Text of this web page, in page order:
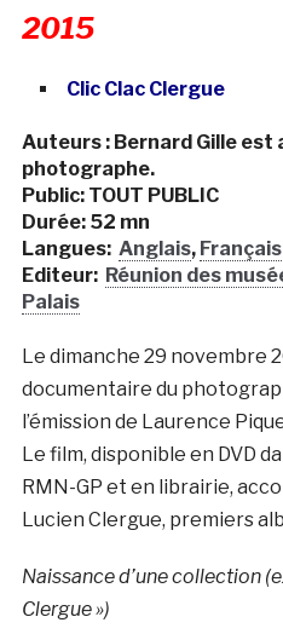
2015
Clic Clac Clergue
Auteurs : Bernard Gille
photographe.
Public: TOUT PUBLIC
Durée: 52 mn
Langues: Anglais, Français
Editeur: Réunion des
Palais
Le dimanche 29 novembre
documentaire du
l’émission de Laurence
Le film, disponible en DVD
RMN-GP et en librairie,
Lucien Clergue, premiers
Naissance d’une collection
Clergue »)